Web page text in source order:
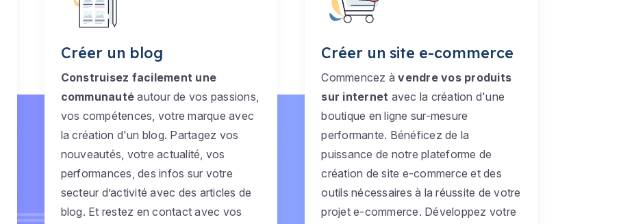
Créer un blog
Construisez facilement une
communauté autour de vos passions,
vos compétences, votre marque avec
la création d'un blog. Partagez vos
nouveautés, votre actualité, vos
performances, des infos sur votre
secteur d’activité avec des articles de
blog. Et restez en contact avec vos
Créer un site e-commerce
Commencez àvendre vos produits
sur internet avec la création d'une
boutique en ligne sur-mesure
performante. Bénéficez de la
puissance de notre plateforme de
création de site e-commerce et des
outils nécessaires à la réussite de votre
projet e-commerce. Développez votre